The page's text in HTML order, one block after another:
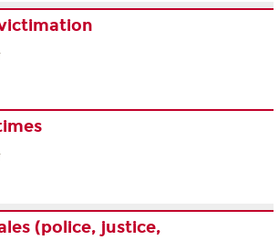
(police, justice,